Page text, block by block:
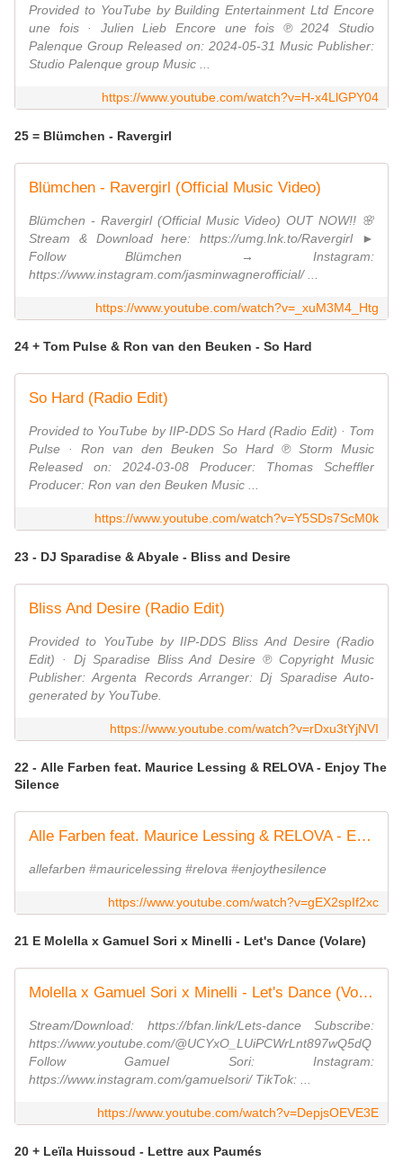
Provided to YouTube by Building Entertainment Ltd Encore
une fois · Julien Lieb Encore une fois ℗ 2024 Studio
Palenque Group Released on: 2024-05-31 Music Publisher:
Studio Palenque group Music ...
https://www.youtube.com/watch?v=H-x4LlGPY04
25 = Blümchen - Ravergirl
Blümchen - Ravergirl (Official Music Video)
Blümchen - Ravergirl (Official Music Video) OUT NOW!! 🌸
Stream & Download here: https://umg.lnk.to/Ravergirl ►
Follow Blümchen → Instagram:
https://www.instagram.com/jasminwagnerofficial/ ...
https://www.youtube.com/watch?v=_xuM3M4_Htg
24 + Tom Pulse & Ron van den Beuken - So Hard
So Hard (Radio Edit)
Provided to YouTube by IIP-DDS So Hard (Radio Edit) · Tom
Pulse · Ron van den Beuken So Hard ℗ Storm Music
Released on: 2024-03-08 Producer: Thomas Scheffler
Producer: Ron van den Beuken Music ...
https://www.youtube.com/watch?v=Y5SDs7ScM0k
23 - DJ Sparadise & Abyale - Bliss and Desire
Bliss And Desire (Radio Edit)
Provided to YouTube by IIP-DDS Bliss And Desire (Radio
Edit) · Dj Sparadise Bliss And Desire ℗ Copyright Music
Publisher: Argenta Records Arranger: Dj Sparadise Auto-
generated by YouTube.
https://www.youtube.com/watch?v=rDxu3tYjNVI
22 - Alle Farben feat. Maurice Lessing & RELOVA - Enjoy The
Silence
Alle Farben feat. Maurice Lessing & RELOVA - Enjoy The Silence
allefarben #mauricelessing #relova #enjoythesilence
https://www.youtube.com/watch?v=gEX2spIf2xc
21 E Molella x Gamuel Sori x Minelli - Let's Dance (Volare)
Molella x Gamuel Sori x Minelli - Let's Dance (Volare)
Stream/Download: https://bfan.link/Lets-dance Subscribe:
https://www.youtube.com/@UCYxO_LUiPCWrLnt897wQ5dQ
Follow Gamuel Sori: Instagram:
https://www.instagram.com/gamuelsori/ TikTok: ...
https://www.youtube.com/watch?v=DepjsOEVE3E
20 + Leïla Huissoud - Lettre aux Paumés